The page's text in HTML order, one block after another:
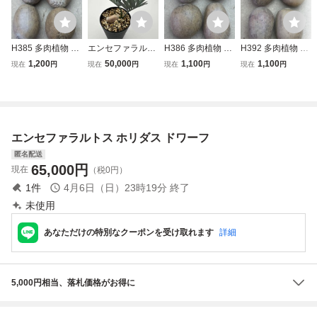
H385 多肉植物 エ
ンセファラルト
現在 1,200円
エンセファラルト
ス ホリダス ドワ
現在 50,000円
H386 多肉植物 エ
ンセファラルト
現在 1,100円
H392 多肉植物 エ
ンセファラルト
現在 1,100円
エンセファラルトス ホリダス ドワーフ
匿名配送
現在 65,000円 （税0円）
1件 4月6日（日）23時19分 終了
未使用
あなただけの特別なクーポンを受け取れます 詳細
5,000円相当、落札価格がお得に